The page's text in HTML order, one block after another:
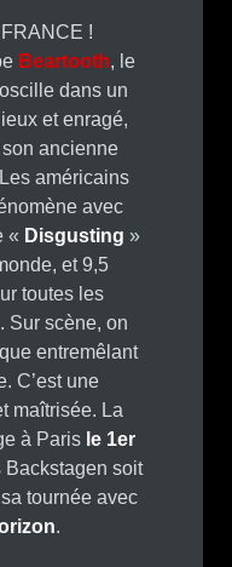
!
Beartooth, le
dans un
et enragé,
ancienne
américains
avec
« Disgusting »
et 9,5
toutes les
Sur scène, on
entremêlant
C’est une
maîtrisée. La
à Paris le 1er
Backstagen soit
tournée avec
.